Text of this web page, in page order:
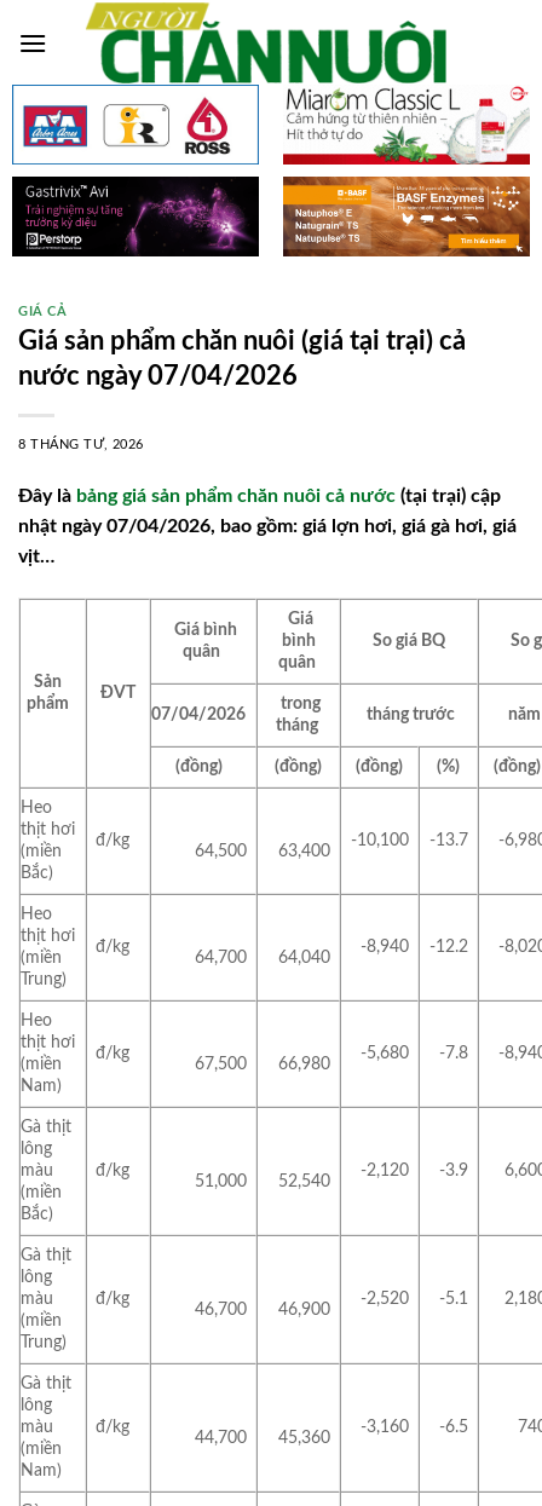
GIÁ CẢ
Giá sản phẩm chăn nuôi (giá tại trại) cả
nước ngày 07/04/2026
8 THÁNG TƯ, 2026
Đây là bảng giá sản phẩm chăn nuôi cả nước (tại trại) cập
nhật ngày 07/04/2026, bao gồm: giá lợn hơi, giá gà hơi, giá
vịt…
Sản
phẩm
ĐVT
Giá bình
quân
Giá
bình
quân
So giá BQ So
07/04/2026
trong
tháng
tháng trước
(đồng) (đồng) (đồng) (%)
Heo
thịt hơi
(miền
Bắc)
đ/kg
64,500 63,400
-10,100 -13.7 -
Heo
thịt hơi
(miền
Trung)
đ/kg
64,700 64,040
-8,940 -12.2 -
Heo
thịt hơi
(miền
Nam)
đ/kg
67,500 66,980
-5,680 -7.8 -
Gà thịt
lông
màu
(miền
Bắc)
đ/kg
51,000 52,540
-2,120 -3.9
Gà thịt
lông
màu
(miền
Trung)
đ/kg
46,700 46,900
-2,520 -5.1
Gà thịt
lông
màu
(miền
Nam)
đ/kg
44,700 45,360
-3,160 -6.5